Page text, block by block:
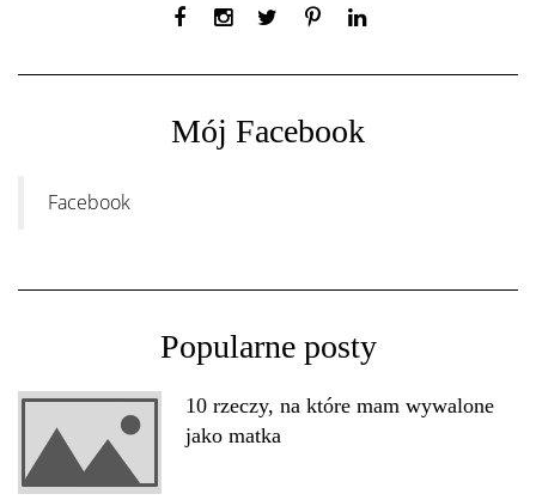
Mój Facebook
Facebook
Popularne posty
10 rzeczy, na które mam wywalone
jako matka